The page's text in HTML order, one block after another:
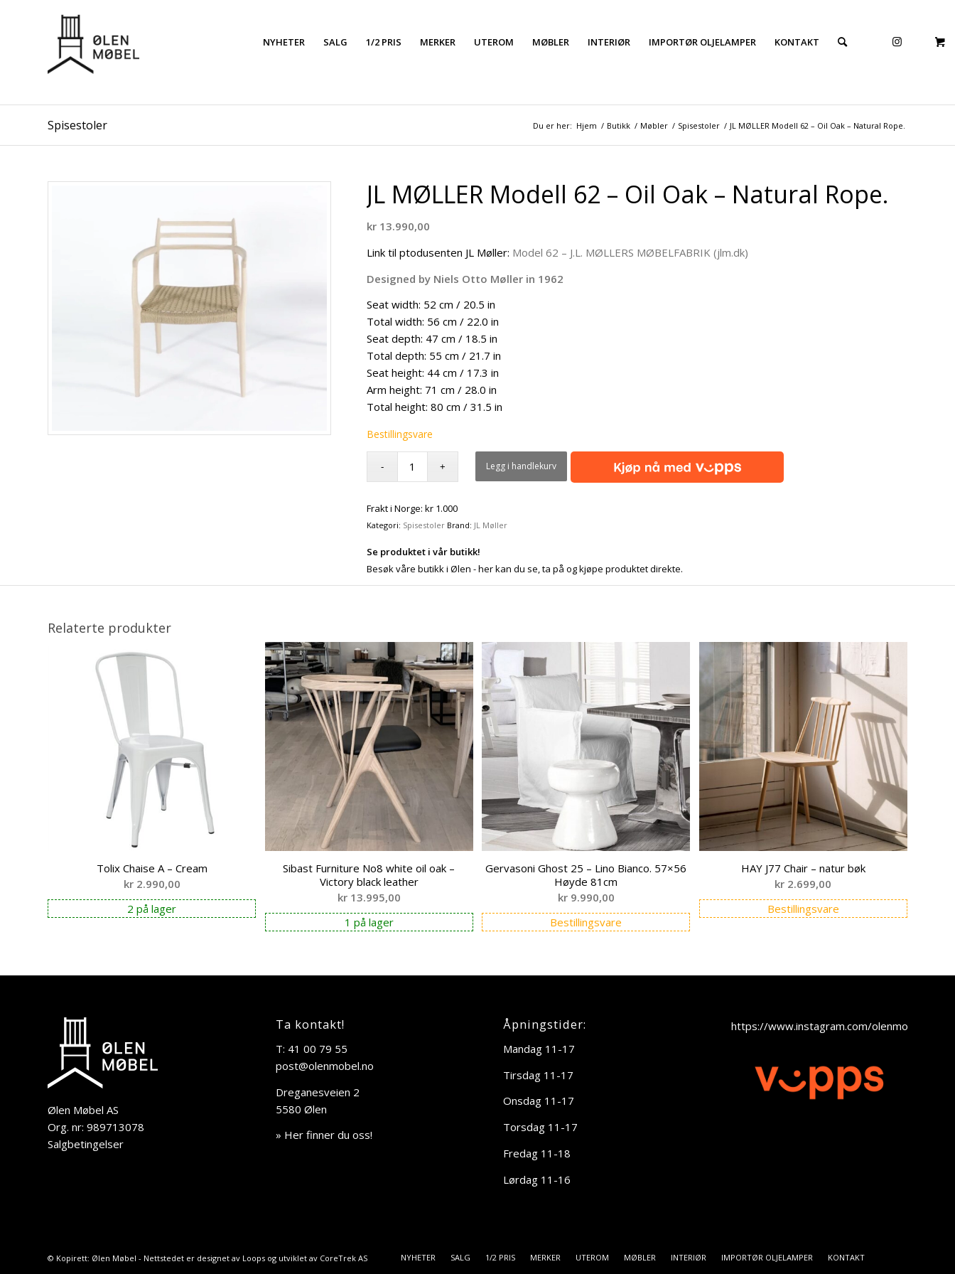
NYHETER SALG 1/2 PRIS MERKER UTEROM MØBLER INTERIØR IMPORTØR OLJELAMPER KONTAKT
Spisestoler Du er her: Hjem / Butikk / Møbler / Spisestoler / JL MØLLER Modell 62 – Oil Oak – Natural Rope.
JL MØLLER Modell 62 – Oil Oak – Natural Rope.
kr 13.990,00
Link til ptodusenten JL Møller: Model 62 – J.L. MØLLERS MØBELFABRIK (jlm.dk)
Designed by Niels Otto Møller in 1962
Seat width: 52 cm / 20.5 in
Total width: 56 cm / 22.0 in
Seat depth: 47 cm / 18.5 in
Total depth: 55 cm / 21.7 in
Seat height: 44 cm / 17.3 in
Arm height: 71 cm / 28.0 in
Total height: 80 cm / 31.5 in
Bestillingsvare
Legg i handlekurv
Frakt i Norge: kr 1.000
Kategori: Spisestoler Brand: JL Møller
Se produktet i vår butikk!
Besøk våre butikk i Ølen - her kan du se, ta på og kjøpe produktet direkte.
Relaterte produkter
Tolix Chaise A – Cream
kr2.990,00
2 på lager
Sibast Furniture No8 white oil oak –
Victory black leather
kr13.995,00
1 på lager
Gervasoni Ghost 25 – Lino Bianco. 57×56
Høyde 81cm
kr9.990,00
Bestillingsvare
HAY J77 Chair – natur bøk
kr 2.699,00
Bestillingsvare
Ølen Møbel AS
Org. nr: 989713078
Salgbetingelser
Ta kontakt!
T: 41 00 79 55
post@olenmobel.no
Dreganesveien 2
5580 Ølen
» Her finner du oss!
Åpningstider:
Mandag 11-17
Tirsdag 11-17
Onsdag 11-17
Torsdag 11-17
Fredag 11-18
Lørdag 11-16
https://www.instagram.com/olenmobel
© Kopirett: Ølen Møbel - Nettstedet er designet av Loops og utviklet av CoreTrek AS NYHETER SALG 1/2 PRIS MERKER UTEROM MØBLER INTERIØR IMPORTØR OLJELAMPER KONTAKT